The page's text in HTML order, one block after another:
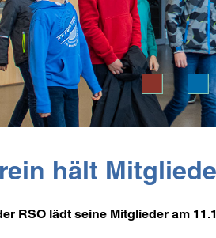
hält
RSO lädt seine Mitglieder am